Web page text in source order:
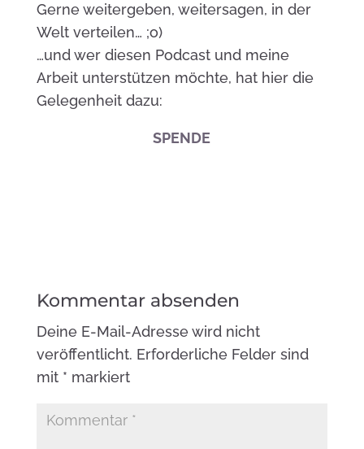
Gerne weitergeben, weitersagen, in der
Welt verteilen… ;o)
…und wer diesen Podcast und meine
Arbeit unterstützen möchte, hat hier die
Gelegenheit dazu:
SPENDE
Kommentar absenden
Deine E-Mail-Adresse wird nicht
veröffentlicht. Erforderliche Felder sind
mit * markiert